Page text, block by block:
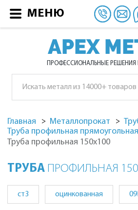
APEX
ПРОФЕССИОНАЛЬНЫЕ РЕШЕНИЯ
Главная Металлопрокат
Труба профильная прямоугольная
Труба профильная 150х100
ТРУБА ПРОФИЛЬНАЯ
ст3 оцинкованная
МЕНЮ